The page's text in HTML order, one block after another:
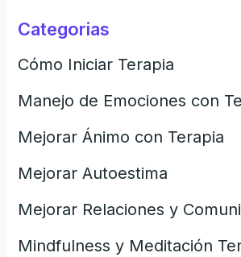
Categorias
Cómo Iniciar Terapia
Manejo de Emociones con
Mejorar Ánimo con Terapia
Mejorar Autoestima
Mejorar Relaciones y
Mindfulness y Meditación